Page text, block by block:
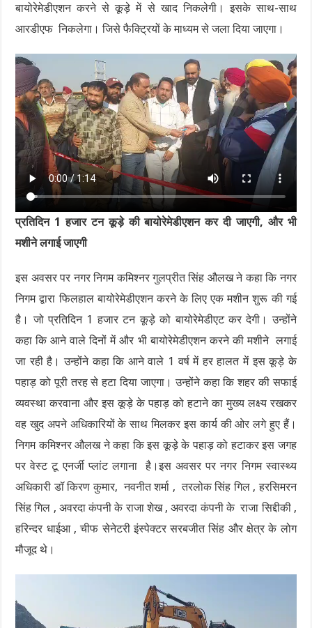
बायोरेमेडीएशन करने से कूड़े में से खाद निकलेगी। इसके साथ-साथ
आरडीएफ निकलेगा। जिसे फैक्ट्रियों के माध्यम से जला दिया जाएगा।
प्रतिदिन 1 हजार टन कूड़े की बायोरेमेडीएशन कर दी जाएगी, और भी
मशीने लगाई जाएगी
इस अवसर पर नगर निगम कमिश्नर गुलप्रीत सिंह औलख ने कहा कि नगर
निगम द्वारा फिलहाल बायोरेमेडीएशन करने के लिए एक मशीन शुरू की गई
है। जो प्रतिदिन 1 हजार टन कूड़े को बायोरेमेडीएट कर देगी। उन्होंने
कहा कि आने वाले दिनों में और भी बायोरेमेडीएशन करने की मशीने लगाई
जा रही है। उन्होंने कहा कि आने वाले 1 वर्ष में हर हालत में इस कूड़े के
पहाड़ को पूरी तरह से हटा दिया जाएगा। उन्होंने कहा कि शहर की सफाई
व्यवस्था करवाना और इस कूड़े के पहाड़ को हटाने का मुख्य लक्ष्य रखकर
वह खुद अपने अधिकारियों के साथ मिलकर इस कार्य की ओर लगे हुए हैं।
निगम कमिश्नर औलख ने कहा कि इस कूड़े के पहाड़ को हटाकर इस जगह
पर वेस्ट टू एनर्जी प्लांट लगाना है।इस अवसर पर नगर निगम स्वास्थ्य
अधिकारी डॉ किरण कुमार, नवनीत शर्मा , तरलोक सिंह गिल , हरसिमरन
सिंह गिल , अवरदा कंपनी के राजा शेख , अवरदा कंपनी के राजा सिद्दीकी ,
हरिन्दर धाईआ , चीफ सेनेटरी इंस्पेक्टर सरबजीत सिंह और क्षेत्र के लोग
मौजूद थे।